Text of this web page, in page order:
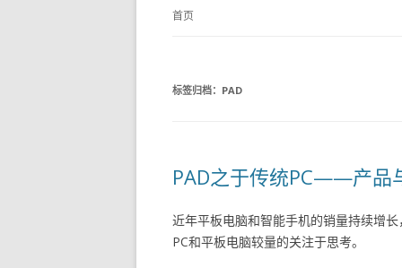
首页
标签归档： PAD
PAD之于传统PC——产品
近年平板电脑和智能手机的销量持续增
PC和平板电脑较量的关注于思考。